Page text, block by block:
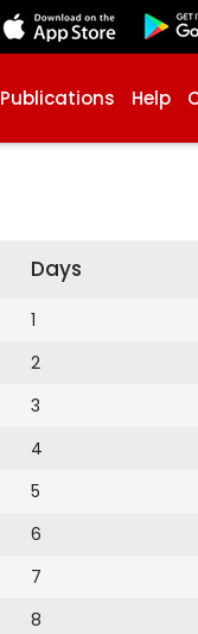
Publications Help
Days
1
2
3
4
5
6
7
8